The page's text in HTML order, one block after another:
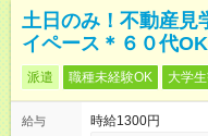
土日のみ！不動産見
イペース＊６０代
派遣 職種未経験OK 大学
給与
時給1300円